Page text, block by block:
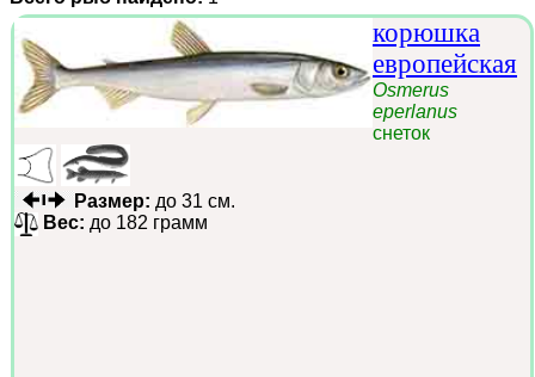
корюшка
европейская
Osmerus
eperlanus
снеток
Размер: до 31 см.
Вес: до 182 грамм